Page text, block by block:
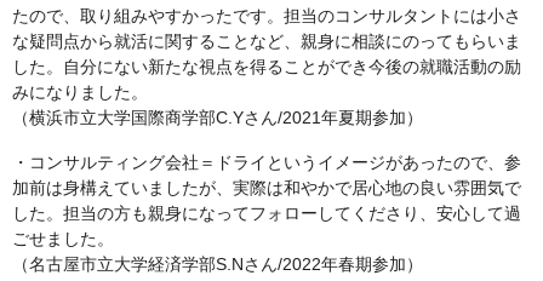
たので、取り組みやすかったです。担当のコンサルタントには小さ
な疑問点から就活に関することなど、親身に相談にのってもらいま
した。自分にない新たな視点を得ることができ今後の就職活動の励
みになりました。
（横浜市立大学国際商学部C.Yさん/2021年夏期参加）
・コンサルティング会社＝ドライというイメージがあったので、参
加前は身構えていましたが、実際は和やかで居心地の良い雰囲気で
した。担当の方も親身になってフォローしてくださり、安心して過
ごせました。
（名古屋市立大学経済学部S.Nさん/2022年春期参加）